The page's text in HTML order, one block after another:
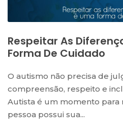
Respeitar As
Forma De Cuidado
O autismo não precisa de
compreensão, respeito e
Autista é um momento para
pessoa possui sua...